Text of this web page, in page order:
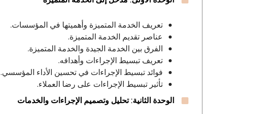
تعريف الخدمة المتميزة وأهميتها في المؤسسات.
عناصر تقديم الخدمة المتميزة.
الفرق بين الخدمة الجيدة والخدمة المتميزة.
تعريف تبسيط الإجراءات وأهدافه.
فوائد تبسيط الإجراءات في تحسين الأداء المؤسسي.
تأثير تبسيط الإجراءات على رضا العملاء.
الوحدة الثانية: تحليل وتصميم الإجراءات والخدمات